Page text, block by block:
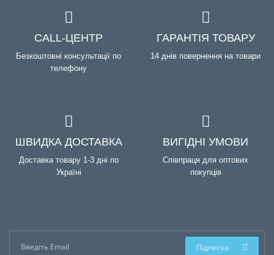
CALL-ЦЕНТР
Безкоштовні консультації по
телефону
ГАРАНТІЯ ТОВАРУ
14 днів повернення на товари
ШВИДКА ДОСТАВКА
Доставка товару 1-3 дні по
Україні
ВИГІДНІ УМОВИ
Співпраця для оптових
покупців
Підписка